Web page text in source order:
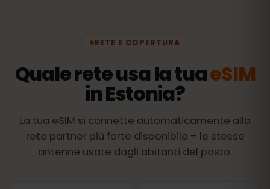
RETE E COPERTURA
Quale rete usa la tuaeSIM
in Estonia?
La tua eSIM si connette automaticamente alla
rete partner più forte disponibile – le stesse
antenne usate dagli abitanti del posto.